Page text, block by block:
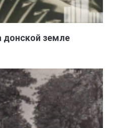
земле